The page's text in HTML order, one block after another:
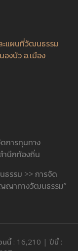
แผนที่วัฒนธรรม
งบัว อ.เมือง
การทุนทาง
ำนึกท้องถิ่น
ธรรม >> การจัด
ญาทางวัฒนธรรม”
นี้ : 16,210 | ปีนี้ :